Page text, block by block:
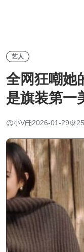
艺人
全网狂嘲她
是旗装第
小V 2026-01-29